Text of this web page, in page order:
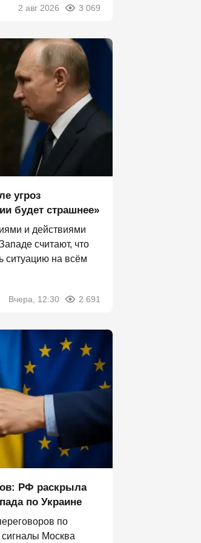
2 авг 2026 3 069
угроз
будет страшнее»
и действиями
считают, что
ситуацию на всём
Вчера, 12:30 2 691
РФ раскрыла
по Украине
по
сигналы Москва